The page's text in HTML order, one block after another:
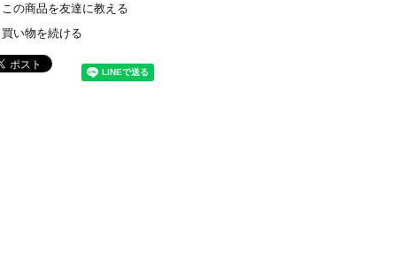
この商品を友達に教える
買い物を続ける